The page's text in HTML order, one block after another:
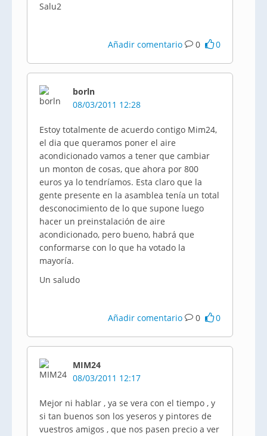
Salu2
Añadir comentario 0 0
borln
08/03/2011 12:28
Estoy totalmente de acuerdo contigo Mim24,
el dia que queramos poner el aire
acondicionado vamos a tener que cambiar
un monton de cosas, que ahora por 800
euros ya lo tendríamos. Esta claro que la
gente presente en la asamblea tenía un total
desconocimiento de lo que supone luego
hacer un preinstalación de aire
acondicionado, pero bueno, habrá que
conformarse con lo que ha votado la
mayoría.
Un saludo
Añadir comentario 0 0
MIM24
08/03/2011 12:17
Mejor ni hablar , ya se vera con el tiempo , y
si tan buenos son los yeseros y pintores de
vuestros amigos , que nos pasen precio a ver